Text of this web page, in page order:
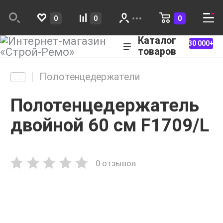
0 0 0
Каталог
товаров
30 000+
Полотенцедержатели
Полотенцедержатель
двойной 60 см F1709/L
0 отзывов